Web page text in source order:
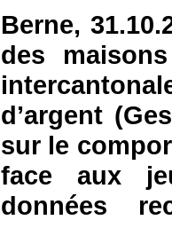
Berne,
des
d’argent
sur le
face aux
données